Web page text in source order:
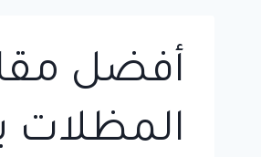
أفضل
المظلات